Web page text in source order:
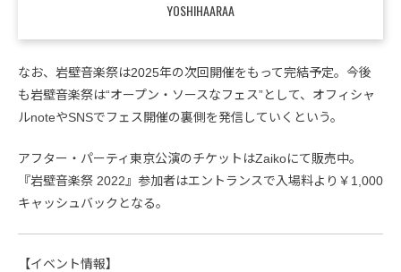
YOSHIHAARAA
なお、岩壁音楽祭は2025年の次回開催をもって完結予定。今後
も岩壁音楽祭は“オープン・ソースなフェス”として、オフィシャ
ルnoteやSNSでフェス開催の裏側を発信していくという。
アフター・パーティ東京公演のチケットはZaikoにて販売中。
『岩壁音楽祭 2022』参加者はエントランスで入場料より￥1,000
キャッシュバックとなる。
【イベント情報】